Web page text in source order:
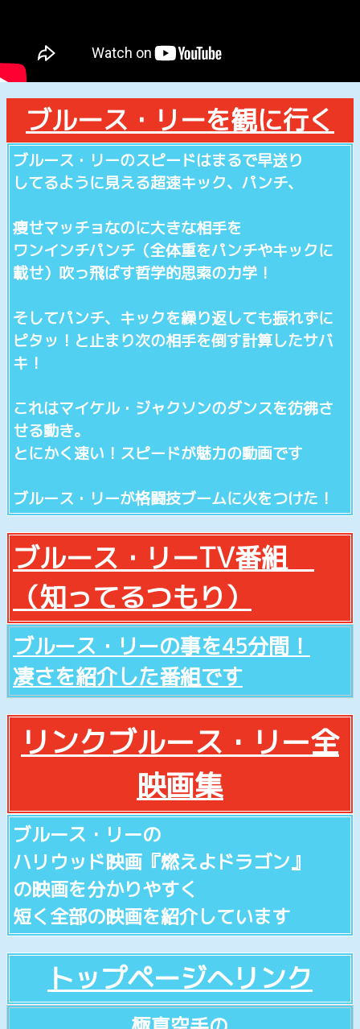
ブルース・リーを観に行く
ブルース・リーのスピードはまるで早送り
してるように見える超速キック、パンチ、
痩せマッチョなのに大きな相手を
ワンインチパンチ（全体重をパンチやキックに
載せ）吹っ飛ばす哲学的思索の力学！
そしてパンチ、キックを繰り返しても振れずに
ピタッ！と止まり次の相手を倒す計算したサバ
キ！
これはマイケル・ジャクソンのダンスを彷彿さ
せる動き。
とにかく速い！スピードが魅力の動画です
ブルース・リーが格闘技ブームに火をつけた！
ブルース・リーTV番組
（知ってるつもり）
ブルース・リーの事を45分間！
凄さを紹介した番組です
リンクブルース・リー全
映画集
ブルース・リーの
ハリウッド映画『燃えよドラゴン』
の映画を分かりやすく
短く全部の映画を紹介しています
トップページへリンク